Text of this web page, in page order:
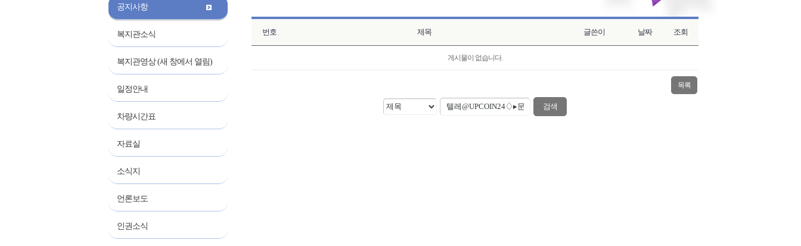
공지사항
복지관소식
복지관영상 (새 창에서 열림)
일정안내
차량시간표
자료실
소식지
언론보도
인권소식
번호 제목 글쓴이 날짜 조회
게시물이 없습니다.
목록
검색